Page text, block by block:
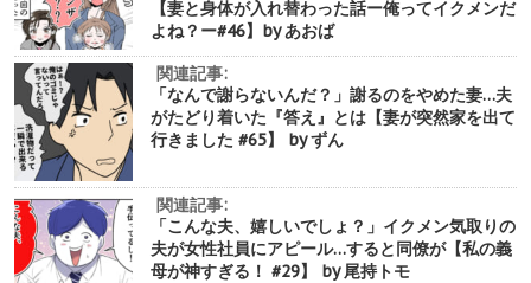
【妻と身体が入れ替わった話ー俺ってイクメンだ
よね？ー#46】by あおば
関連記事:
「なんで謝らないんだ？」謝るのをやめた妻…夫
がたどり着いた『答え』とは【妻が突然家を出て
行きました #65】 by ずん
関連記事:
「こんな夫、嬉しいでしょ？」イクメン気取りの
夫が女性社員にアピール…すると同僚が【私の義
母が神すぎる！ #29】 by 尾持トモ